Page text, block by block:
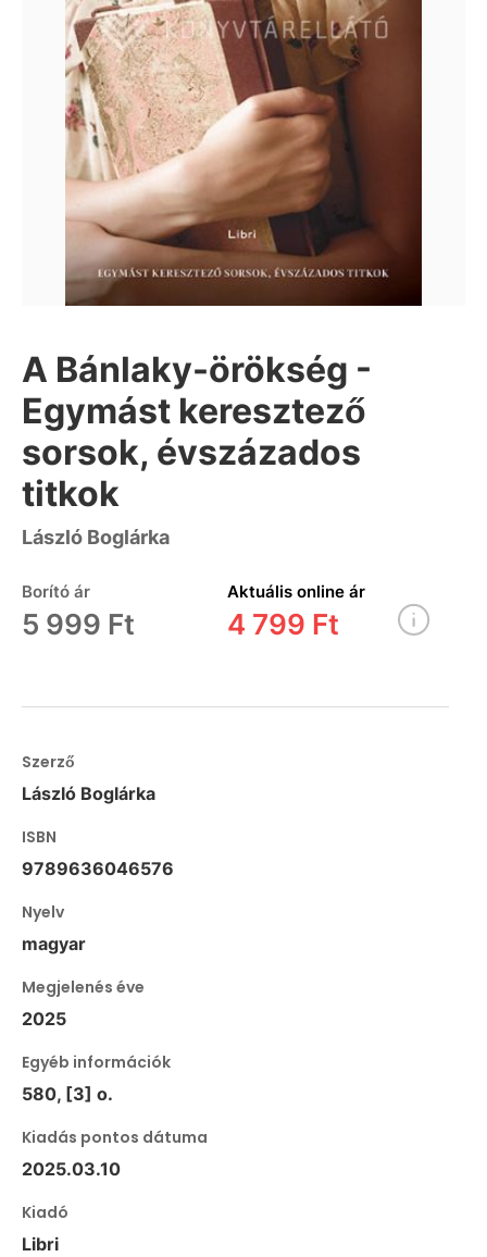
A Bánlaky-örökség -
Egymást keresztező
sorsok, évszázados
titkok
László Boglárka
Borító ár
5 999 Ft
Aktuális online ár
4 799 Ft
Szerző
László Boglárka
ISBN
9789636046576
Nyelv
magyar
Megjelenés éve
2025
Egyéb információk
580, [3] o.
Kiadás pontos dátuma
2025.03.10
Kiadó
Libri